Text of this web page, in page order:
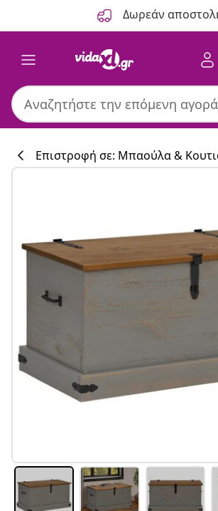
Δωρεάν
#sharemevidaxl
Επιστροφή σε: Μπαούλα &